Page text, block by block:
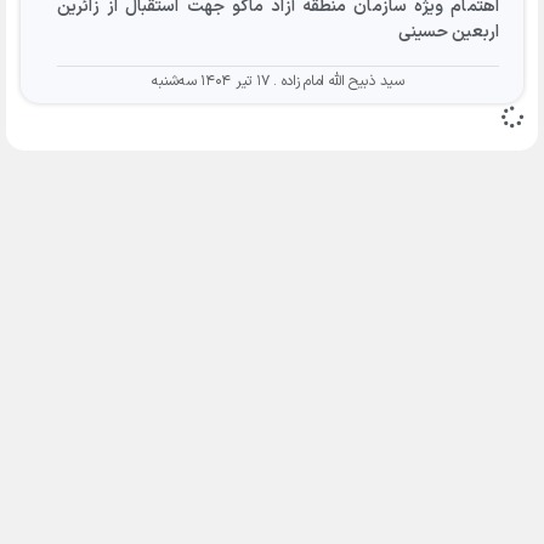
اهتمام ویژه سازمان منطقه آزاد ماکو جهت استقبال از زائرین
اربعین حسینی
سید ذبیح الله امام زاده ۱۷ تیر ۱۴۰۴ سه‌شنبه